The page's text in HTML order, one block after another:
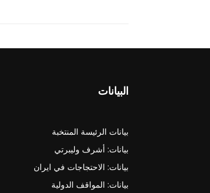
البيانات
بيانات الرئيسة المنتخبة
بيانات: أشرف وليبرتي
بيانات: الاحتجاجات في ايران
بيانات: المواقف الدولية